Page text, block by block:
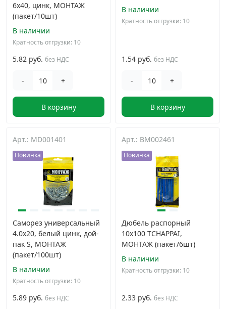
6х40, цинк, МОНТАЖ
(пакет/10шт)
В наличии
Кратность отгрузки: 10
5.82 руб. без НДС
- +
В корзину
В наличии
Кратность отгрузки: 10
1.54 руб. без НДС
- +
В корзину
Арт.: MD001401
Новинка
Саморез универсальный
4.0x20, белый цинк, дой-
пак S, МОНТАЖ
(пакет/100шт)
В наличии
Кратность отгрузки: 10
5.89 руб. без НДС
Арт.: BM002461
Новинка
Дюбель распорный
10x100 TCHAPPAI,
МОНТАЖ (пакет/6шт)
В наличии
Кратность отгрузки: 10
2.33 руб. без НДС